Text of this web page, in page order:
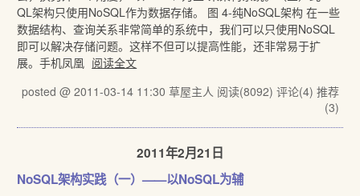
QL架构只使用NoSQL作为数据存储。 图 4-纯NoSQL架构 在一些
数据结构、查询关系非常简单的系统中，我们可以只使用NoSQL
即可以解决存储问题。这样不但可以提高性能，还非常易于扩
展。手机凤凰 阅读全文
posted @ 2011-03-14 11:30 草屋主人 阅读(8092) 评论(4) 推荐
(3)
2011年2月21日
NoSQL架构实践（一）——以NoSQL为辅